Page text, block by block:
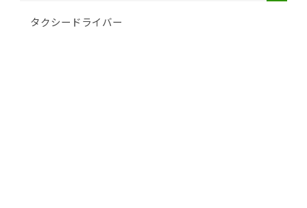
タクシードライバー